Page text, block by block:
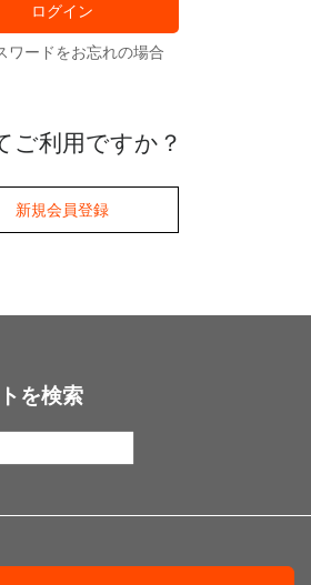
ログイン
ワードをお忘れの場合
ご利用ですか？
新規会員登録
を検索